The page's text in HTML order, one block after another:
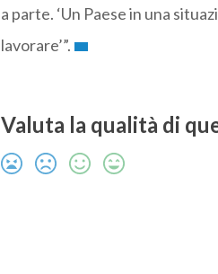
a parte. ‘Un Paese in una
lavorare’”.
Valuta la qualità di